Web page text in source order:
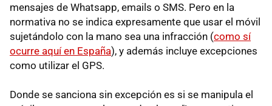
mensajes de Whatsapp, emails o SMS. Pero en la
normativa no se indica expresamente que usar el móvil
sujetándolo con la mano sea una infracción (como sí
ocurre aquí en España), y además incluye excepciones
como utilizar el GPS.
Donde se sanciona sin excepción es si se manipula el